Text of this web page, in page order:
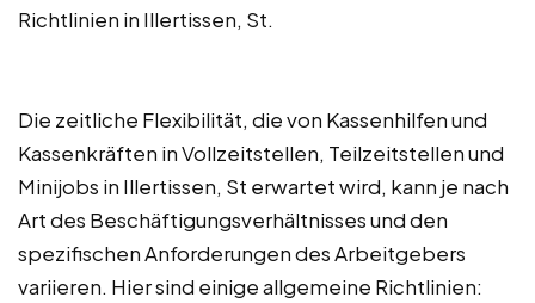
Richtlinien in Illertissen, St.
Die zeitliche Flexibilität, die von Kassenhilfen und
Kassenkräften in Vollzeitstellen, Teilzeitstellen und
Minijobs in Illertissen, St erwartet wird, kann je nach
Art des Beschäftigungsverhältnisses und den
spezifischen Anforderungen des Arbeitgebers
variieren. Hier sind einige allgemeine Richtlinien: